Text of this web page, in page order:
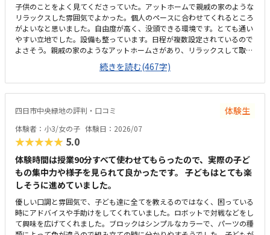
子供のことをよく見てくださっていた。アットホームで親戚の家のような
リラックスした雰囲気でよかった。個人のペースに合わせてくれるところ
がよいなと思いました。自由度が高く、没頭できる環境です。とても通い
やすい立地でした。設備も整っています。日程が複数設定されているので
よさそう。親戚の家のようなアットホームさがあり、リラックスして取り
組めている。緊張感やプレゼンスキル等のカリキュラムを望まれる場合は
合わないかも。良心的な価格設定だと思います。長時間見てくれるところ
もあり、その割に安いと思います。娘の特徴をよくとらえられていまし
た。一方で男女の性差による取り組み方の違いの説明が分かりやすくもあ
人の特性としてみてもらえるとなおよいのかな、と思いました。女の子だ
から…といった何気ない言葉により子供が萎縮したりこうでなければ、と
いう想いに囚われてしまうことは避けたいなと日頃から思っているので
（そのようなことを言ってしまうことは、親にとってもよくあり、難しさ
はあります…）
続きを読む(467字)
四日市中央緑地の評判・口コミ 体験生
体験者：小3/女の子 体験日：2026/07
★★★★★ 5.0
体験時間は授業90分すべて使わせてもらったので、実際の子ど
もの集中力や様子を見られて良かったです。 子どもはとても楽
しそうに進めていました。
優しい口調と雰囲気で、子ども達に全てを教えるのではなく、困っている
時にアドバイスや手助けをしてくれていました。ロボットで対戦などをし
て興味を広げてくれました。ブロックはシンプルなカラーで、パーツの種